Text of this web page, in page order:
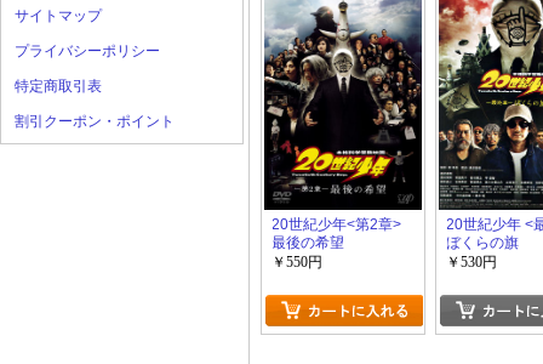
サイトマップ
プライバシーポリシー
特定商取引表
割引クーポン・ポイント
20世紀少年<第2章>
最後の希望
￥550円
20世紀少年 <
ぼくらの旗
￥530円